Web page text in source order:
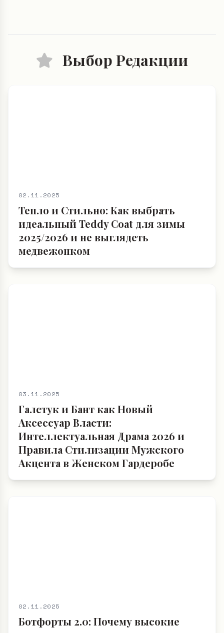
Выбор Редакции
02.11.2025
Тепло и Стильно: Как выбрать
идеальный Teddy Coat для зимы
2025/2026 и не выглядеть
медвежонком
03.11.2025
Галстук и Бант как Новый
Аксессуар Власти:
Интеллектуальная Драма 2026 и
Правила Стилизации Мужского
Акцента в Женском Гардеробе
02.11.2025
Ботфорты 2.0: Почему высокие